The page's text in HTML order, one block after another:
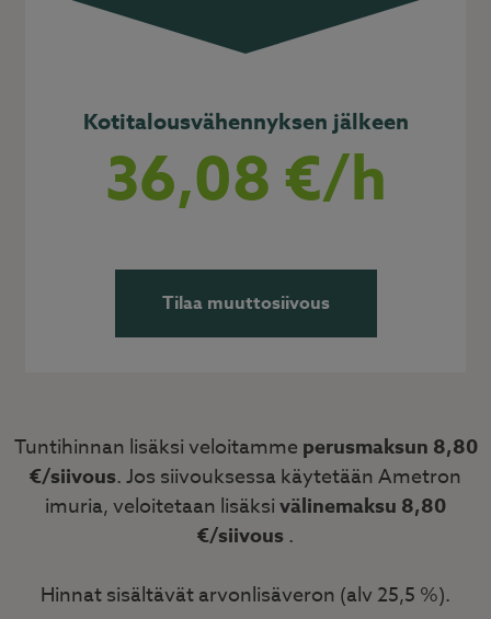
Kotitalousvähennyksen jälkeen
36,08 €/h
Tilaa muuttosiivous
Tuntihinnan lisäksi veloitamme perusmaksun 8,80
€/siivous. Jos siivouksessa käytetään Ametron
imuria, veloitetaan lisäksivälinemaksu 8,80
€/siivous.
Hinnat sisältävät arvonlisäveron (alv 25,5 %).